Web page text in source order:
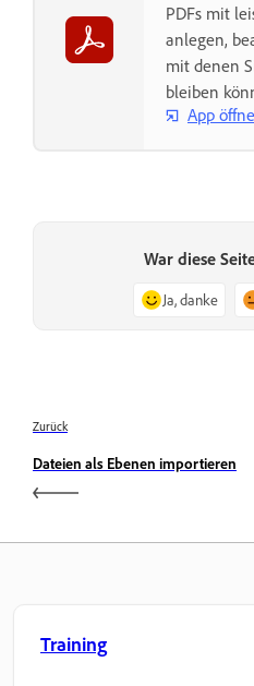
PDFs mit
anlegen,
mit denen
bleiben
App
War diese
Ja, danke
Zurück
Dateien als Ebenen importieren
Training